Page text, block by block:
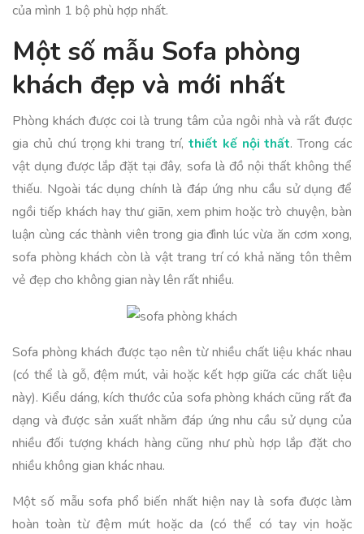
của mình 1 bộ phù hợp nhất.
Một số mẫu Sofa phòng
khách đẹp và mới nhất
Phòng khách được coi là trung tâm của ngôi nhà và rất được
gia chủ chú trọng khi trang trí, thiết kế nội thất. Trong các
vật dụng được lắp đặt tại đây, sofa là đồ nội thất không thể
thiếu. Ngoài tác dụng chính là đáp ứng nhu cầu sử dụng để
ngồi tiếp khách hay thư giãn, xem phim hoặc trò chuyện, bàn
luận cùng các thành viên trong gia đình lúc vừa ăn cơm xong,
sofa phòng khách còn là vật trang trí có khả năng tôn thêm
vẻ đẹp cho không gian này lên rất nhiều.
Sofa phòng khách được tạo nên từ nhiều chất liệu khác nhau
(có thể là gỗ, đệm mút, vải hoặc kết hợp giữa các chất liệu
này). Kiểu dáng, kích thước của sofa phòng khách cũng rất đa
dạng và được sản xuất nhằm đáp ứng nhu cầu sử dụng của
nhiều đối tượng khách hàng cũng như phù hợp lắp đặt cho
nhiều không gian khác nhau.
Một số mẫu sofa phổ biến nhất hiện nay là sofa được làm
hoàn toàn từ đệm mút hoặc da (có thể có tay vịn hoặc